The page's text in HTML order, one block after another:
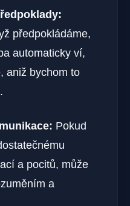
předpokládáme,
automaticky ví,
aniž bychom to
Pokud
a pocitů, může
a